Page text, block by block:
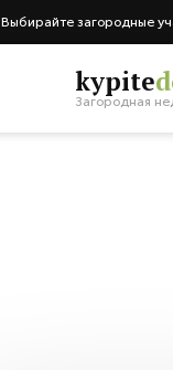
Выбирайте загородные
kypite
Загородная